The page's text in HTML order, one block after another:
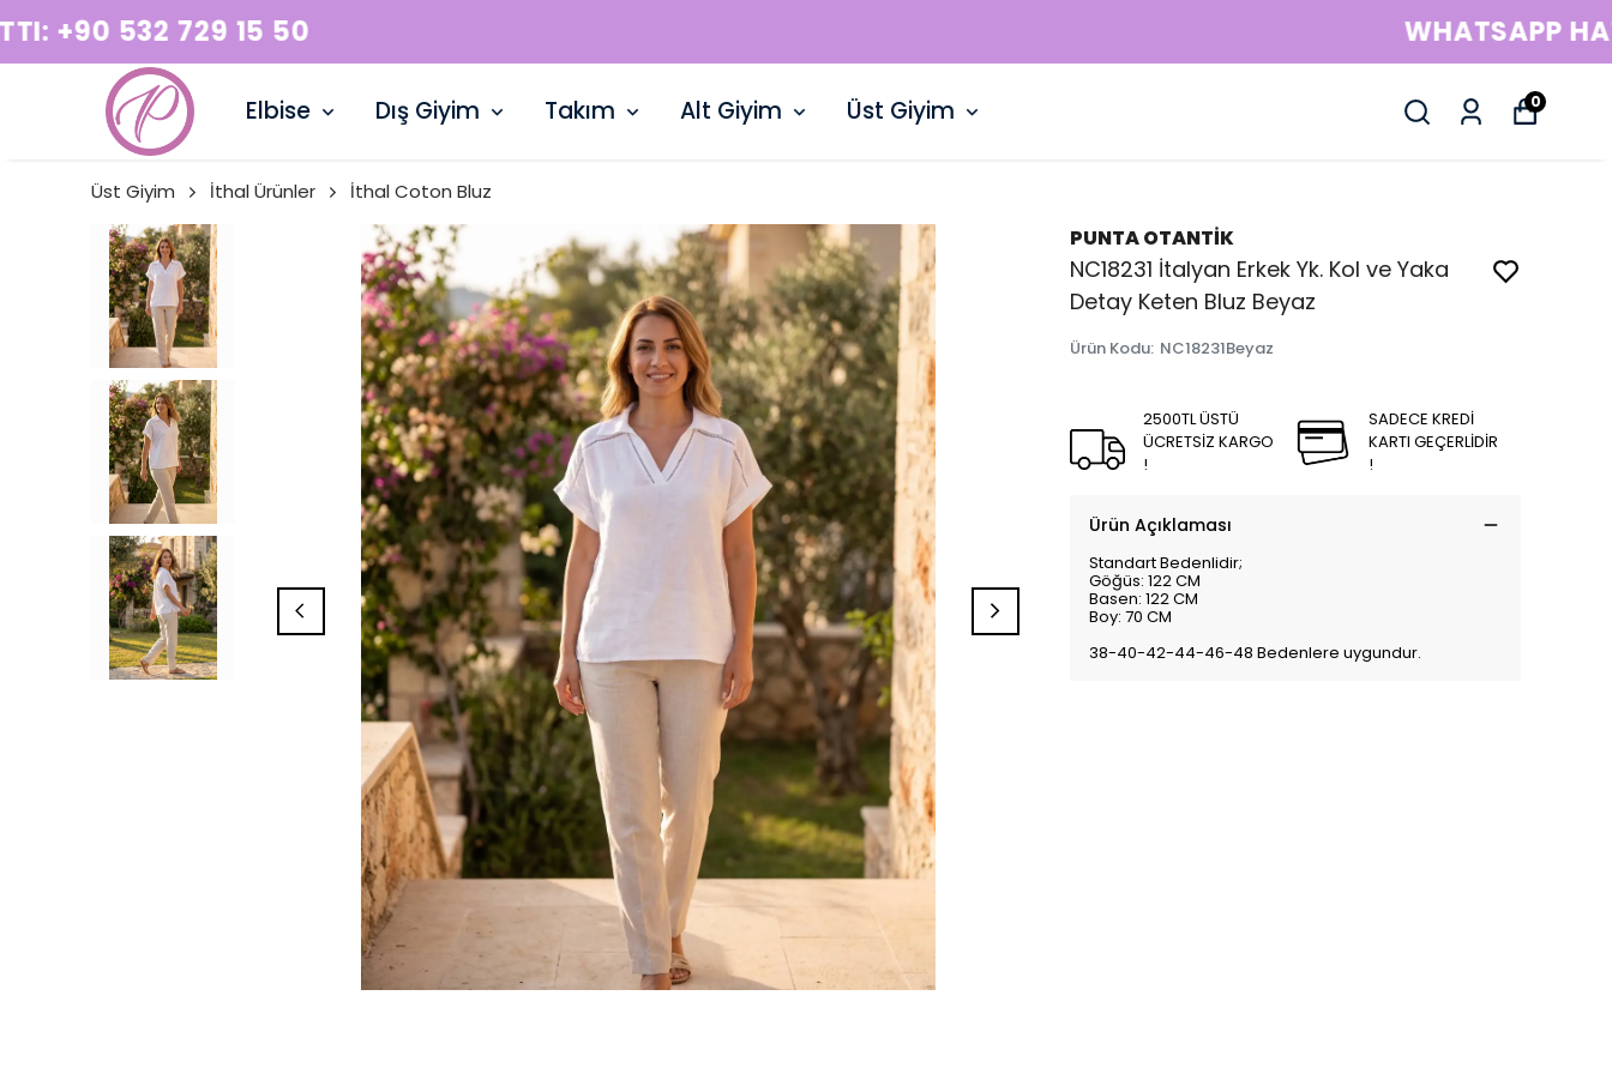
Elbise Dış Giyim Takım Alt Giyim Üst Giyim 0
Üst Giyim İthal Ürünler İthal Coton Bluz
PUNTA OTANTİK
NC18231 İtalyan Erkek Yk. Kol ve Yaka
Detay Keten Bluz Beyaz
Ürün Kodu: NC18231Beyaz
2500TL ÜSTÜ
ÜCRETSİZ KARGO
!
SADECE KREDİ
KARTI GEÇERLİDİR
!
Ürün Açıklaması
Standart Bedenlidir;
Göğüs: 122 CM
Basen: 122 CM
Boy: 70 CM
38-40-42-44-46-48 Bedenlere uygundur.